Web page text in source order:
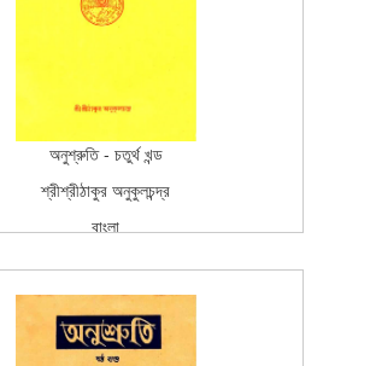
100
অনুশ্রুতি - চতুর্থ খন্ড
শ্রীশ্রীঠাকুর অনুকুলচন্দ্র
বাংলা
প্রকাশন
Fourth Edition